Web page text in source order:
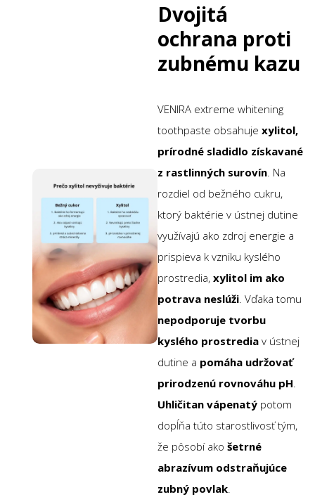
Dvojitá
ochrana proti
zubnému kazu
VENIRA extreme whitening
toothpaste obsahuje xylitol,
prírodné sladidlo získavané
z rastlinných surovín. Na
rozdiel od bežného cukru,
ktorý baktérie v ústnej dutine
využívajú ako zdroj energie a
prispieva k vzniku kyslého
prostredia, xylitol im ako
potrava neslúži. Vďaka tomu
nepodporuje tvorbu
kyslého prostredia v ústnej
dutine a pomáha udržovať
prirodzenú rovnováhu pH.
Uhličitan vápenatý potom
dopĺňa túto starostlivosť tým,
že pôsobí ako šetrné
abrazívum odstraňujúce
zubný povlak.